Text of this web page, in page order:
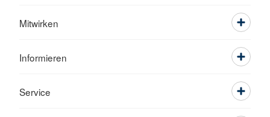
Mitwirken
Informieren
Service